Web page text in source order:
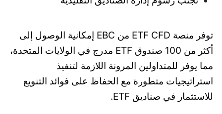
توفر منصة ETF CFD من EBC إمكانية الوصول إلى
أكثر من 100 صندوق ETF مدرج في الولايات المتحدة،
مما يوفر للمتداولين المرونة اللازمة لتنفيذ
استراتيجيات متطورة مع الحفاظ على فوائد التنويع
للاستثمار في صناديق ETF.